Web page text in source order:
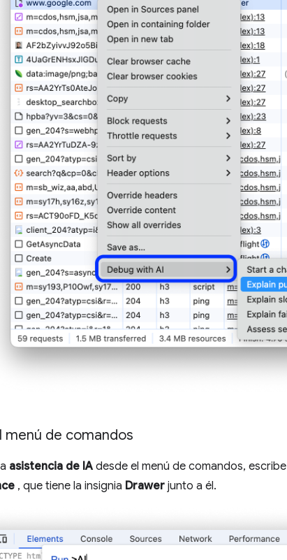
menú de comandos
asistencia de IA desde el menú de comandos, escribe
, que tiene la insignia Drawer junto a él.